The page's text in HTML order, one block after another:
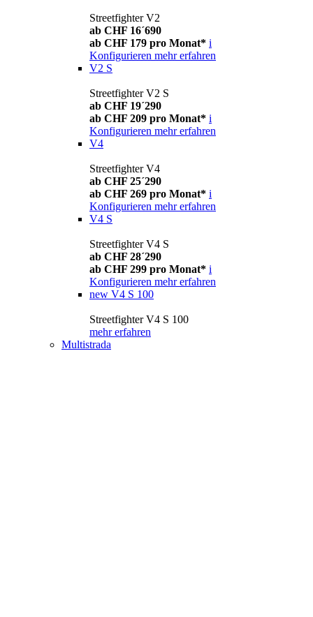
Streetfighter V2
ab CHF 16´690
ab CHF 179 pro Monat* i
Konfigurieren mehr erfahren
V2 S
Streetfighter V2 S
ab CHF 19´290
ab CHF 209 pro Monat* i
Konfigurieren mehr erfahren
V4
Streetfighter V4
ab CHF 25´290
ab CHF 269 pro Monat* i
Konfigurieren mehr erfahren
V4 S
Streetfighter V4 S
ab CHF 28´290
ab CHF 299 pro Monat* i
Konfigurieren mehr erfahren
new V4 S 100
Streetfighter V4 S 100
mehr erfahren
Multistrada